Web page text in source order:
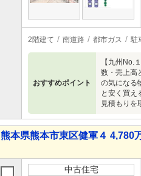
2階建て 南道路 都市ガス 駐
おすすめポイント
【九州No.
数・売上高
の気になる
と安く買え
見積もりを
熊本県熊本市東区健軍４ 4,780
中古住宅